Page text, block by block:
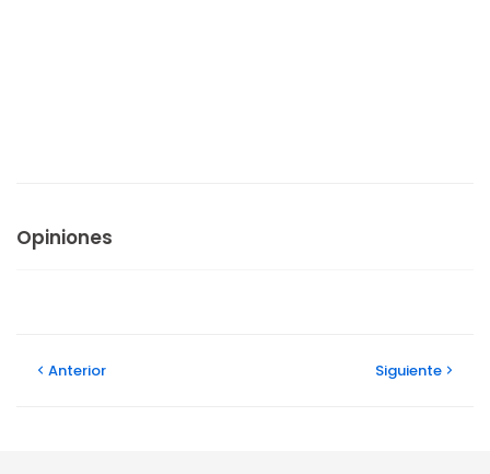
Opiniones
Anterior Siguiente